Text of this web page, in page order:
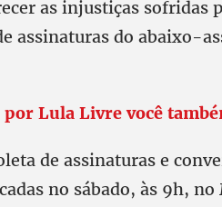
as injustiças sofridas
assinaturas do abaixo-
por Lula Livre você
de assinaturas e
no sábado, às 9h, no